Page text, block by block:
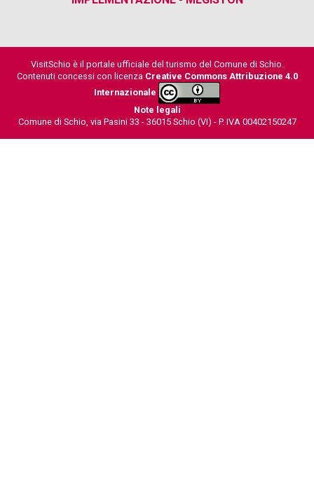
VisitSchio è il portale ufficiale del turismo del Comune di Schio.
Contenuti concessi con licenza Creative Commons Attribuzione 4.0
Internazionale
Note legali
Comune di Schio, via Pasini 33 - 36015 Schio (VI) - P. IVA 00402150247